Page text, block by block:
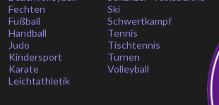
Fechten
Fußball
Handball
Judo
Kindersport
Karate
Leichtathletik
Ski
Schwertkampf
Tennis
Tischtennis
Turnen
Volleyball